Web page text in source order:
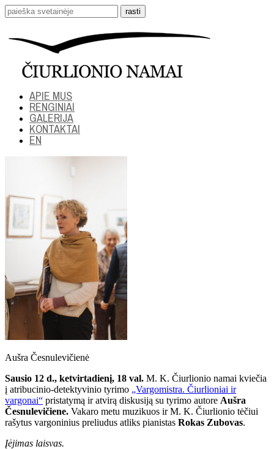
APIE MUS
RENGINIAI
GALERIJA
KONTAKTAI
EN
Aušra Česnulevičienė
Sausio 12 d., ketvirtadienį, 18 val. M. K. Čiurlionio namai kviečia
į atribucinio-detektyvinio tyrimo „Vargomistra. Čiurlioniai ir
vargonai“ pristatymą ir atvirą diskusiją su tyrimo autore Aušra
Česnulevičiene. Vakaro metu muzikuos ir M. K. Čiurlionio tėčiui
rašytus vargoninius preliudus atliks pianistas Rokas Zubovas.
Įėjimas laisvas.